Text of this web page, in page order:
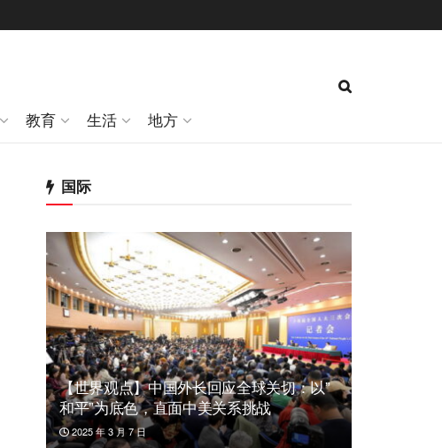
教育 生活 地方
国际
【世界观点】中国外长回应全球关切：以”
和平”为底色，直面中美关系挑战
2025 年 3 月 7 日